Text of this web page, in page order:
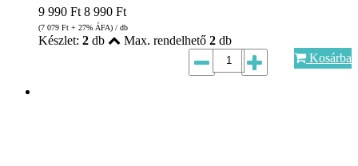
9 990 Ft 8 990 Ft
(7 079 Ft + 27% ÁFA) / db
Készlet: 2 db Max. rendelhető 2 db
Kosárba